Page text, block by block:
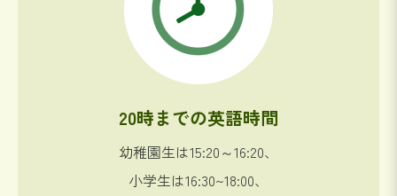
20時までの英語時間
幼稚園生は15:20～16:20、
小学生は16:30~18:00、